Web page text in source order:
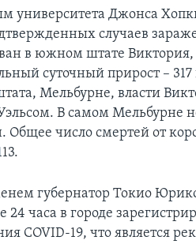
университета Джонса
случаев
в южном штате Виктория,
суточный прирост –
Мельбурне, власти
В самом Мельбурне
Общее число смертей от
губернатор Токио
24 часа в городе
COVID-19, что является